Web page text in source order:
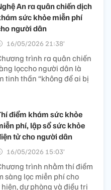
An ra quân chiến dịch
sức khỏe miễn phí
người dân
16/05/2026 21:38’
trình ra quân chiến
lọccho người dân là
tinh thần “không để ai bị
điểm khám sức khỏe
phí, lập sổ sức khỏe
tử cho người dân
16/05/2026 15:03’
trình nhằm thí điểm
sàng lọc miễn phí cho
dự phòng và điều trị